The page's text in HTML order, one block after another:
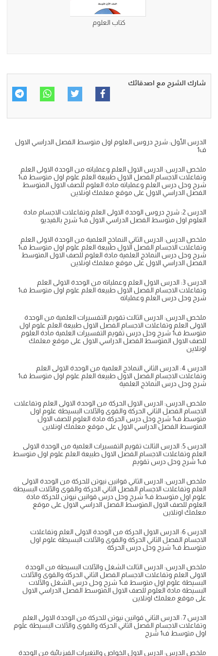
كتاب العلوم
شارك الشرح مع اصدقائك
الدرس الأول: شرح دروس العلوم اول متوسط الفصل الدراسي الاول
ف1
ملخص الدرس: الدرس الاول العلم وعملياته من الوحدة الاولى العلم
وتفاعلات الاجسام الفصل الاول طبيعة العلم علوم اول متوسط ف1
شرح وحل درس العلم وعملياته مادة العلوم للصف الاول المتوسط
الفصل الدراسي الاول على موقع معلمك اونلاين
الدرس 2: شرح دروس الوحدة الاولى العلم وتفاعلات الاجسام مادة
العلوم اول متوسط الفصل الدراسي الاول ف1 شرح بالفيديو
ملخص الدرس: الدرس الثاني النماذج العلمية من الوحدة الاولى العلم
وتفاعلات الاجسام الفصل الاول طبيعة العلم علوم اول متوسط ف1
شرح وحل درس النماذج العلمية مادة العلوم للصف الاول المتوسط
الفصل الدراسي الاول على موقع معلمك اونلاين
الدرس 3: الدرس الاول العلم وعملياته من الوحدة الاولى العلم
وتفاعلات الاجسام الفصل الاول طبيعة العلم علوم اول متوسط ف1
شرح وحل درس العلم وعملياته
ملخص الدرس: الدرس الثالث تقويم التفسيرات العلمية من الوحدة
الاولى العلم وتفاعلات الاجسام الفصل الاول طبيعة العلم علوم اول
متوسط ف1 شرح وحل درس تقويم التفسيرات العلمية مادة العلوم
للصف الاول المتوسط الفصل الدراسي الاول على موقع معلمك
اونلاين
الدرس 4: الدرس الثاني النماذج العلمية من الوحدة الاولى العلم
وتفاعلات الاجسام الفصل الاول طبيعة العلم علوم اول متوسط ف1
شرح وحل درس النماذج العلمية
ملخص الدرس: الدرس الاول الحركة من الوحدة الاولى العلم وتفاعلات
الاجسام الفصل الثاني الحركة والقوى والآلات البسيطة علوم اول
متوسط ف1 شرح وحل درس الحركة مادة العلوم للصف الاول
المتوسط الفصل الدراسي الاول على موقع معلمك اونلاين
الدرس 5: الدرس الثالث تقويم التفسيرات العلمية من الوحدة الاولى
العلم وتفاعلات الاجسام الفصل الاول طبيعة العلم علوم اول متوسط
ف1 شرح وحل درس تقويم
ملخص الدرس: الدرس الثاني قوانين نيوتن للحركة من الوحدة الاولى
العلم وتفاعلات الاجسام الفصل الثاني الحركة والقوى والآلات البسيطة
علوم اول متوسط ف1 شرح وحل درس قوانين نيوتن للحركة مادة
العلوم للصف الاول المتوسط الفصل الدراسي الاول على موقع
معلمك اونلاين
الدرس 6: الدرس الاول الحركة من الوحدة الاولى العلم وتفاعلات
الاجسام الفصل الثاني الحركة والقوى والآلات البسيطة علوم اول
متوسط ف1 شرح وحل درس الحركة
ملخص الدرس: الدرس الثالث الشغل والآلات البسيطة من الوحدة
الاولى العلم وتفاعلات الاجسام الفصل الثاني الحركة والقوى والآلات
البسيطة علوم اول متوسط ف1 شرح وحل درس الشغل والآلات
البسيطة مادة العلوم للصف الاول المتوسط الفصل الدراسي الاول
على موقع معلمك اونلاين
الدرس 7: الدرس الثاني قوانين نيوتن للحركة من الوحدة الاولى العلم
وتفاعلات الاجسام الفصل الثاني الحركة والقوى والآلات البسيطة علوم
اول متوسط ف1 شرح
ملخص الدرس: الدرس الاول الخواص والتغيرات الفيزيائية من الوحدة